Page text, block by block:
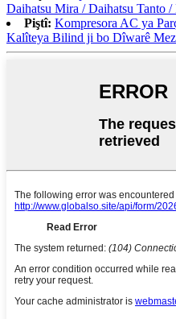
Daihatsu Mira / Daihatsu Tanto /
Piştî: Kompresora AC ya
Kalîteya Bilind ji bo Dîwarê